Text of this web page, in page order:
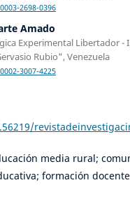
2698-0396
Amado
Experimental Libertador -
Rubio", Venezuela
3007-4225
media rural;
formación docente